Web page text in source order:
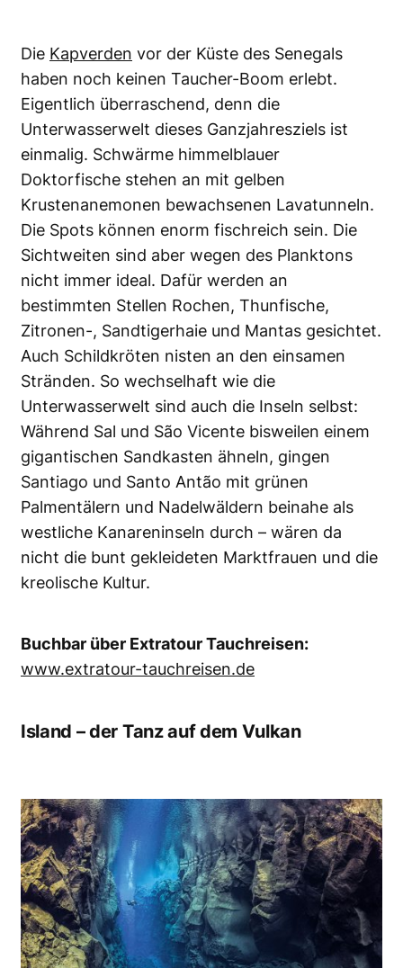
Die Kapverden vor der Küste des Senegals
haben noch keinen Taucher-Boom erlebt.
Eigentlich überraschend, denn die
Unterwasserwelt dieses Ganzjahresziels ist
einmalig. Schwärme himmelblauer
Doktorfische stehen an mit gelben
Krustenanemonen bewachsenen Lavatunneln.
Die Spots können enorm fischreich sein. Die
Sichtweiten sind aber wegen des Planktons
nicht immer ideal. Dafür werden an
bestimmten Stellen Rochen, Thunfische,
Zitronen-, Sandtigerhaie und Mantas gesichtet.
Auch Schildkröten nisten an den einsamen
Stränden. So wechselhaft wie die
Unterwasserwelt sind auch die Inseln selbst:
Während Sal und São Vicente bisweilen einem
gigantischen Sandkasten ähneln, gingen
Santiago und Santo Antão mit grünen
Palmentälern und Nadelwäldern beinahe als
westliche Kanareninseln durch – wären da
nicht die bunt gekleideten Marktfrauen und die
kreolische Kultur.
Buchbar über Extratour Tauchreisen:
www.extratour-tauchreisen.de
Island – der Tanz auf dem Vulkan